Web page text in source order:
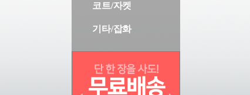
코트/자켓
기타/잡화